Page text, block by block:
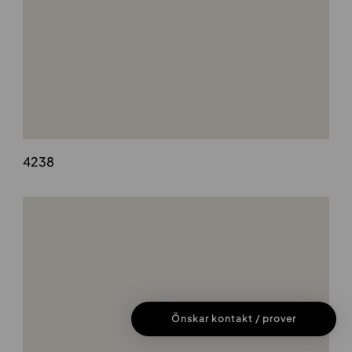
4238
Önskar kontakt / prover